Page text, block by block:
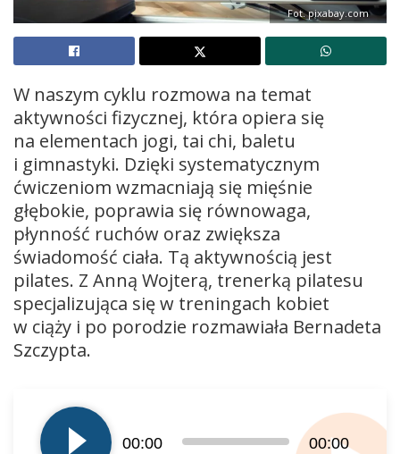
Fot. pixabay.com
W naszym cyklu rozmowa na temat
aktywności fizycznej, która opiera się
na elementach jogi, tai chi, baletu
i gimnastyki. Dzięki systematycznym
ćwiczeniom wzmacniają się mięśnie
głębokie, poprawia się równowaga,
płynność ruchów oraz zwiększa
świadomość ciała. Tą aktywnością jest
pilates. Z Anną Wojterą, trenerką pilatesu
specjalizująca się w treningach kobiet
w ciąży i po porodzie rozmawiała Bernadeta
Szczypta.
plików
dźwiękowych
00:00 00:00